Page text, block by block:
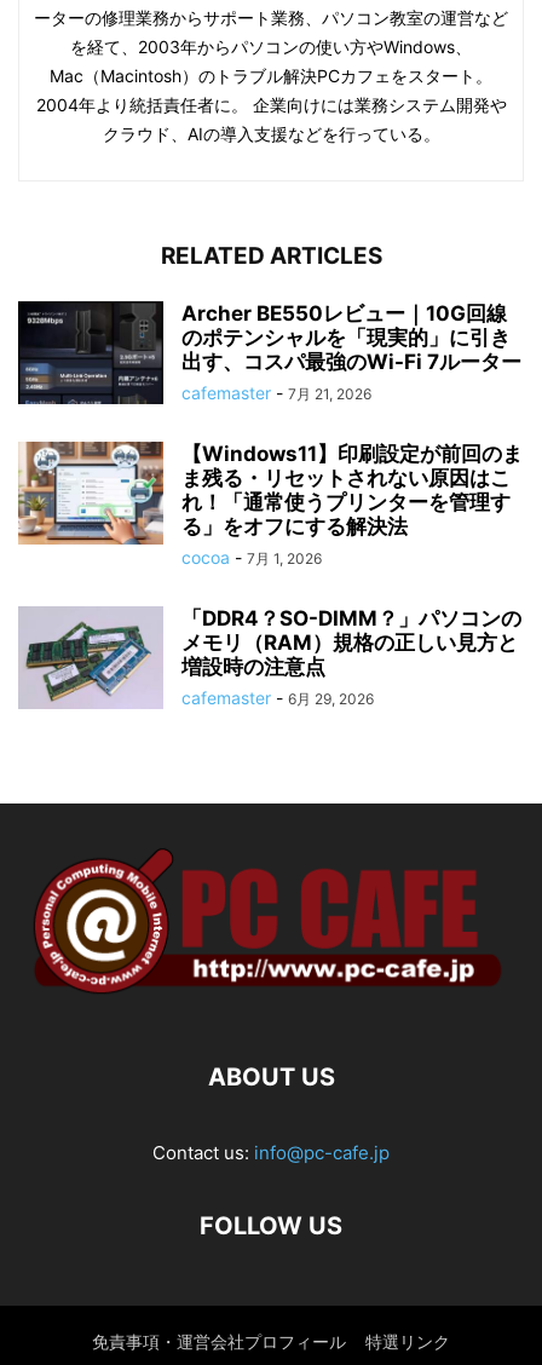
ーターの修理業務からサポート業務、パソコン教室の運営など
を経て、2003年からパソコンの使い方やWindows、
Mac（Macintosh）のトラブル解決PCカフェをスタート。
2004年より統括責任者に。 企業向けには業務システム開発や
クラウド、AIの導入支援などを行っている。
RELATED ARTICLES
Archer BE550レビュー｜10G回線
のポテンシャルを「現実的」に引き
出す、コスパ最強のWi-Fi 7ルーター
cafemaster - 7月 21, 2026
【Windows11】印刷設定が前回のま
ま残る・リセットされない原因はこ
れ！「通常使うプリンターを管理す
る」をオフにする解決法
cocoa - 7月 1, 2026
「DDR4？SO-DIMM？」パソコンの
メモリ（RAM）規格の正しい見方と
増設時の注意点
cafemaster - 6月 29, 2026
ABOUT US
Contact us: info@pc-cafe.jp
FOLLOW US
免責事項・運営会社プロフィール 特選リンク